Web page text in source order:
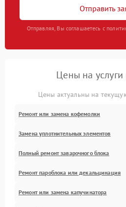
Отправить
Отправляя, Вы соглашаетесь с
Цены на
Цены актуальны на
Ремонт или замена кофемолки
Замена уплотнительных элементов
Полный ремонт заварочного блока
Ремонт пароблока или декальцинация
Ремонт или замена капучинатора